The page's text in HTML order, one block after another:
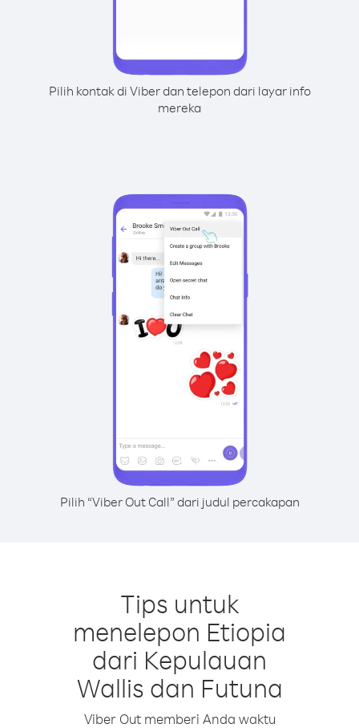
Pilih kontak di Viber dan telepon dari layar info
mereka
Pilih “Viber Out Call” dari judul percakapan
Tips untuk
menelepon Etiopia
dari Kepulauan
Wallis dan Futuna
Viber Out memberi Anda waktu